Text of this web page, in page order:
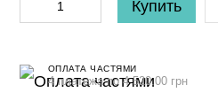
Купить
ОПЛАТА ЧАСТЯМИ
4 платежа по 4 520.00 грн